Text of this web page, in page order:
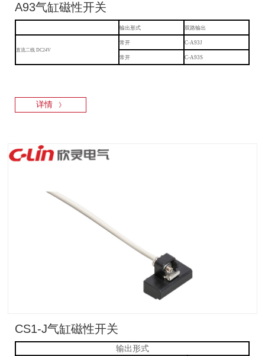
A93气缸磁性开关
输出形式 双路输出
直流二线DC24V
常开 C-A93J
常开 C-A93S
详情 》
CS1-J气缸磁性开关
输出形式